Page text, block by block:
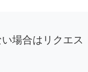
場合はリクエス